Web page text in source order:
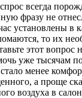
всегда
фразу не
установлены в
то их
этот вопрос
уже тысячам
менее
а проще
воздуха в